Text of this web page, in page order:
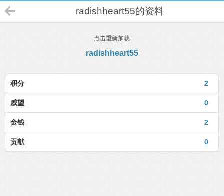
radishheart55的资料
点击重新加载
radishheart55
2
积分
0
威望
2
金钱
0
贡献